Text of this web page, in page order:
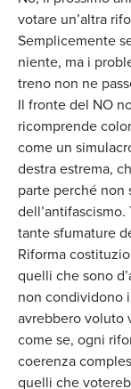
votare un’altra
Semplicemente
niente, ma i
treno non ne
Il fronte del NO
ricomprende
come un
destra estrema,
parte perché non
tante sfumature
Riforma
quelli che sono
non condividono
avrebbero voluto
come se, ogni
coerenza
quelli che